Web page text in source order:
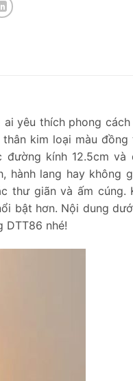
yêu thích phong
kim loại màu đồng
kính 12.5cm và
hành lang hay không
thư giãn và ấm cúng.
bật hơn. Nội dung
DTT86 nhé!